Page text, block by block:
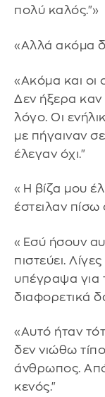
πολύ καλός."»
«Αλλά ακόμα
«Ακόμα και οι
Δεν ήξερα καν
λόγο. Οι
με πήγαιναν
έλεγαν όχι."
«Η βίζα μου
έστειλαν πίσω
«Εσύ ήσουν
πιστεύει.
υπέγραψα για
διαφορετικά
«Αυτό ήταν
δεν νιώθω
άνθρωπος.
κενός."